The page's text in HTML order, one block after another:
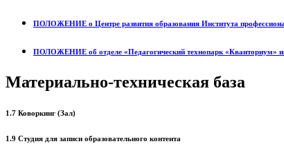
ПОЛОЖЕНИЕ о Центре развития образования Института
ПОЛОЖЕНИЕ об отделе «Педагогический технопарк «Кванториум»
Материально-техническая база
1.7 Коворкинг (Зал)
1.9 Студия для записи образовательного контента